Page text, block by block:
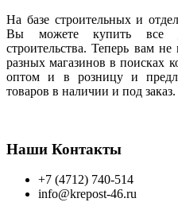
На базе строительных и
Вы можете купить все
строительства. Теперь вам
разных магазинов в поисках
оптом и в розницу и
товаров в наличии и под заказ.
Наши Контакты
+7 (4712) 740-514
info@krepost-46.ru